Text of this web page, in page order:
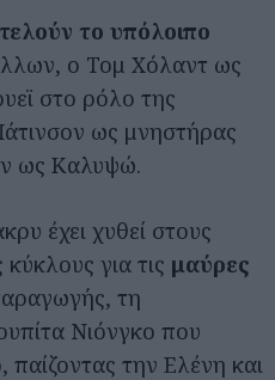
το υπόλοιπο
ο Τομ Χόλαντ ως
στο ρόλο της
ως μνηστήρας
ως Καλυψώ.
έχει χυθεί στους
για τις μαύρες
τη
Νιόνγκο που
την Ελένη και